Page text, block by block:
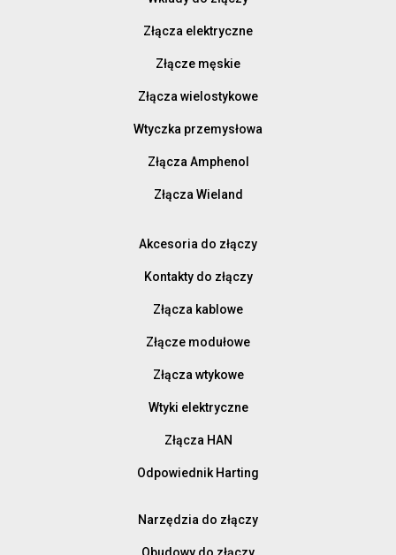
Złącza elektryczne
Złącze męskie
Złącza wielostykowe
Wtyczka przemysłowa
Złącza Amphenol
Złącza Wieland
Akcesoria do złączy
Kontakty do złączy
Złącza kablowe
Złącze modułowe
Złącza wtykowe
Wtyki elektryczne
Złącza HAN
Odpowiednik Harting
Narzędzia do złączy
Obudowy do złączy